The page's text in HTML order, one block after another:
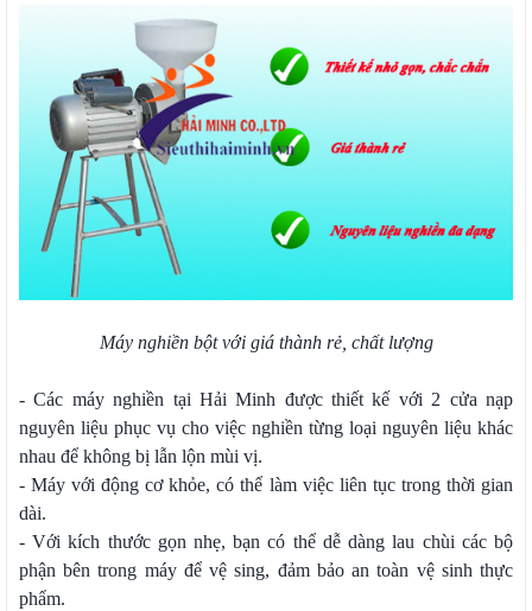
Máy nghiền bột với giá thành rẻ, chất lượng
- Các máy nghiền tại Hải Minh được thiết kế với 2 cửa nạp
nguyên liệu phục vụ cho việc nghiền từng loại nguyên liệu khác
nhau để không bị lẫn lộn mùi vị.
- Máy với động cơ khỏe, có thể làm việc liên tục trong thời gian
dài.
- Với kích thước gọn nhẹ, bạn có thể dễ dàng lau chùi các bộ
phận bên trong máy để vệ sing, đảm bảo an toàn vệ sinh thực
phẩm.